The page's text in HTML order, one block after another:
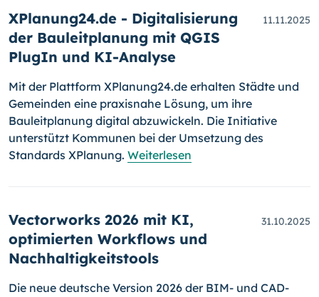
XPlanung24.de - Digitalisierung
der Bauleitplanung mit QGIS
PlugIn und KI-Analyse
11.11.2025
Mit der Plattform XPlanung24.de erhalten Städte und
Gemeinden eine praxisnahe Lösung, um ihre
Bauleitplanung digital abzuwickeln. Die Initiative
unterstützt Kommunen bei der Umsetzung des
Standards XPlanung. Weiterlesen
Vectorworks 2026 mit KI,
optimierten Workflows und
Nachhaltigkeitstools
31.10.2025
Die neue deutsche Version 2026 der BIM- und CAD-